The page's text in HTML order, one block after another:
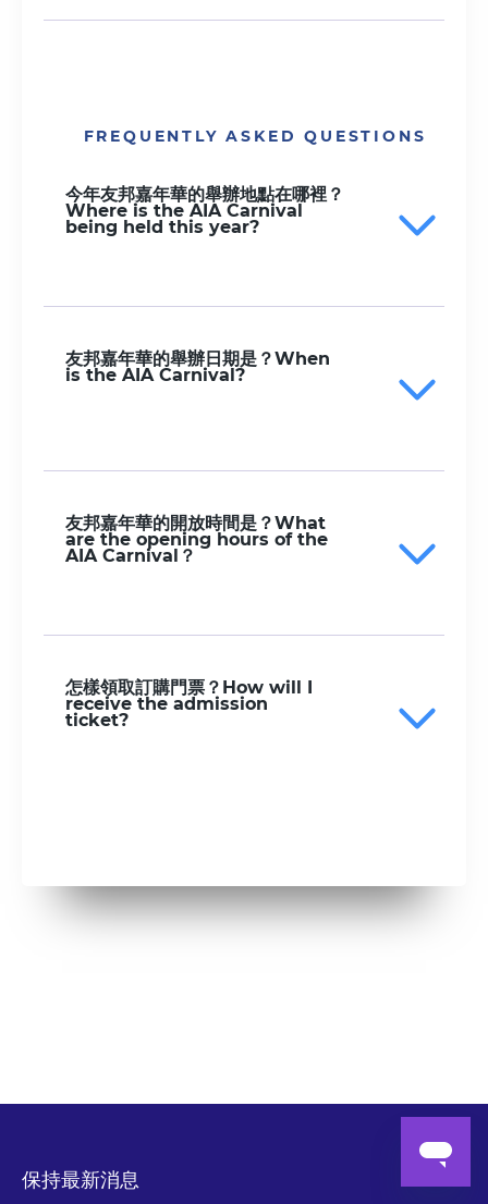
FREQUENTLY ASKED QUESTIONS
今年友邦嘉年華的舉辦地點在哪裡？
Where is the AIA Carnival
being held this year?
友邦嘉年華的舉辦日期是？When
is the AIA Carnival?
友邦嘉年華的開放時間是？What
are the opening hours of the
AIA Carnival？
怎樣領取訂購門票？How will I
receive the admission
ticket?
保持最新消息